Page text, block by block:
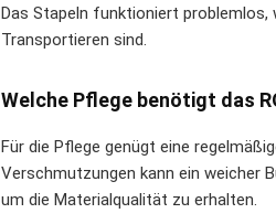
Das Stapeln funktioniert
Transportieren sind.
Welche Pflege benötigt das
Für die Pflege genügt eine
Verschmutzungen kann ein weicher
um die Materialqualität zu erhalten.